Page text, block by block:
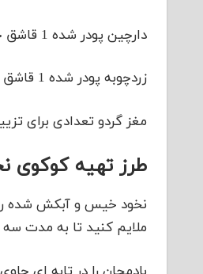
دارچین پودر شده 1 قاشق چای خوری
زردچوبه پودر شده 1 قاشق چای خوری
مغز گردو تعدادی برای
طرز تهیه کوکوی
نخود خیس و آبکش شده را
ملایم کنید تا به مدت